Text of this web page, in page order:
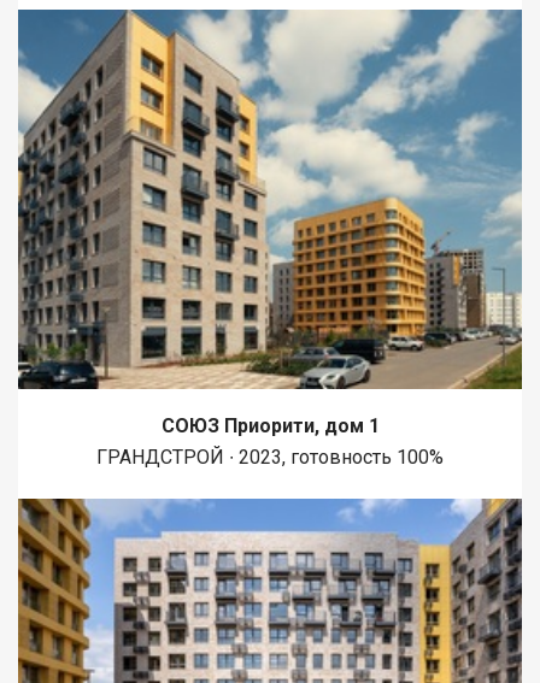
СОЮЗ Приорити, дом 1
ГРАНДСТРОЙ ∙ 2023, готовность 100%